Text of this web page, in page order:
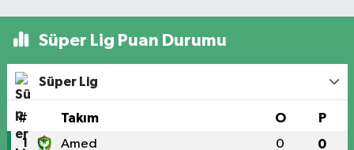
Süper Lig Puan Durumu
Süper Lig
# Takım O P
1 Amed 0 0